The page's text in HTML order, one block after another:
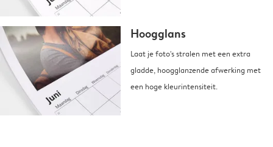
Hoogglans
Laat je foto's stralen met een extra
gladde, hoogglanzende afwerking met
een hoge kleurintensiteit.